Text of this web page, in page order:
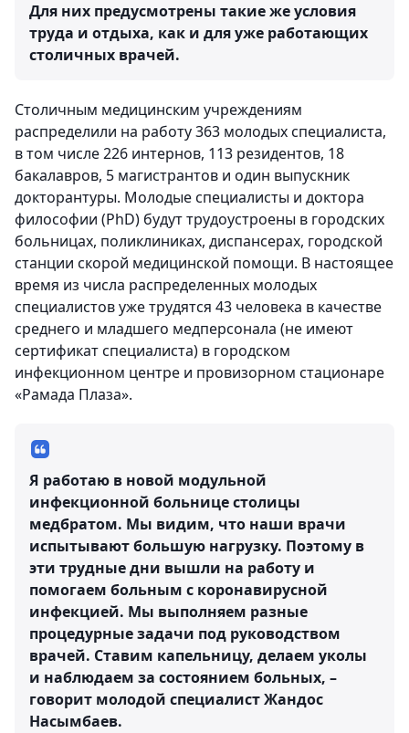
Для них предусмотрены такие же условия
труда и отдыха, как и для уже работающих
столичных врачей.
Столичным медицинским учреждениям
распределили на работу 363 молодых специалиста,
в том числе 226 интернов, 113 резидентов, 18
бакалавров, 5 магистрантов и один выпускник
докторантуры. Молодые специалисты и доктора
философии (PhD) будут трудоустроены в городских
больницах, поликлиниках, диспансерах, городской
станции скорой медицинской помощи. В настоящее
время из числа распределенных молодых
специалистов уже трудятся 43 человека в качестве
среднего и младшего медперсонала (не имеют
сертификат специалиста) в городском
инфекционном центре и провизорном стационаре
«Рамада Плаза».
Я работаю в новой модульной
инфекционной больнице столицы
медбратом. Мы видим, что наши врачи
испытывают большую нагрузку. Поэтому в
эти трудные дни вышли на работу и
помогаем больным с коронавирусной
инфекцией. Мы выполняем разные
процедурные задачи под руководством
врачей. Ставим капельницу, делаем уколы
и наблюдаем за состоянием больных, –
говорит молодой специалист Жандос
Насымбаев.